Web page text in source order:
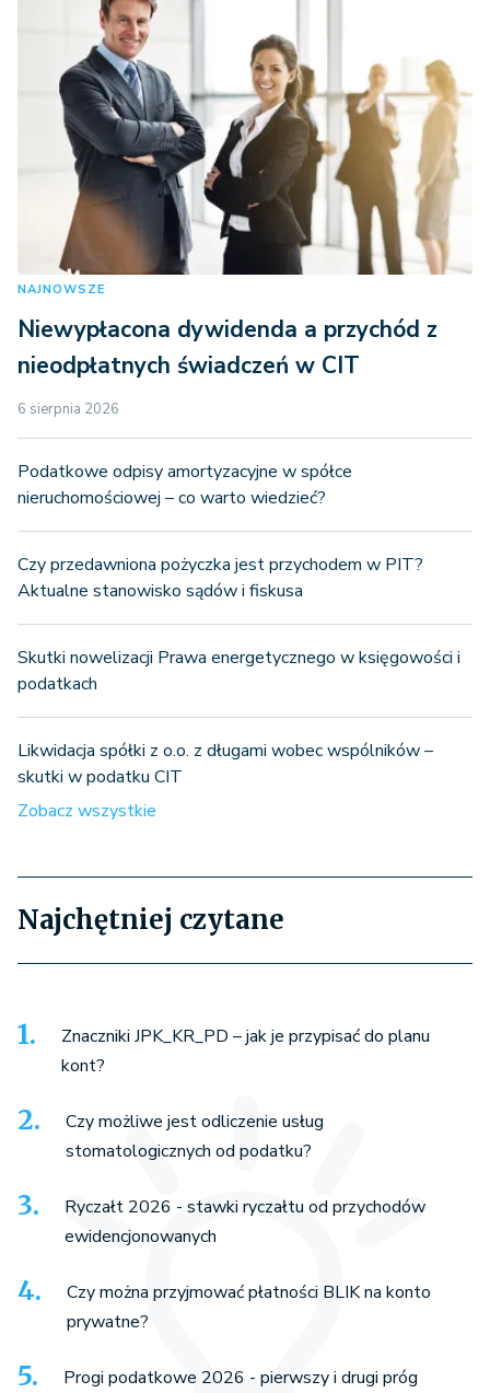
NAJNOWSZE
Niewypłacona dywidenda a przychód z
nieodpłatnych świadczeń w CIT
6 sierpnia 2026
Podatkowe odpisy amortyzacyjne w spółce
nieruchomościowej – co warto wiedzieć?
Czy przedawniona pożyczka jest przychodem w PIT?
Aktualne stanowisko sądów i fiskusa
Skutki nowelizacji Prawa energetycznego w księgowości i
podatkach
Likwidacja spółki z o.o. z długami wobec wspólników –
skutki w podatku CIT
Zobacz wszystkie
Najchętniej czytane
Znaczniki JPK_KR_PD – jak je przypisać do planu
kont?
Czy możliwe jest odliczenie usług
stomatologicznych od podatku?
Ryczałt 2026 - stawki ryczałtu od przychodów
ewidencjonowanych
Czy można przyjmować płatności BLIK na konto
prywatne?
Progi podatkowe 2026 - pierwszy i drugi próg